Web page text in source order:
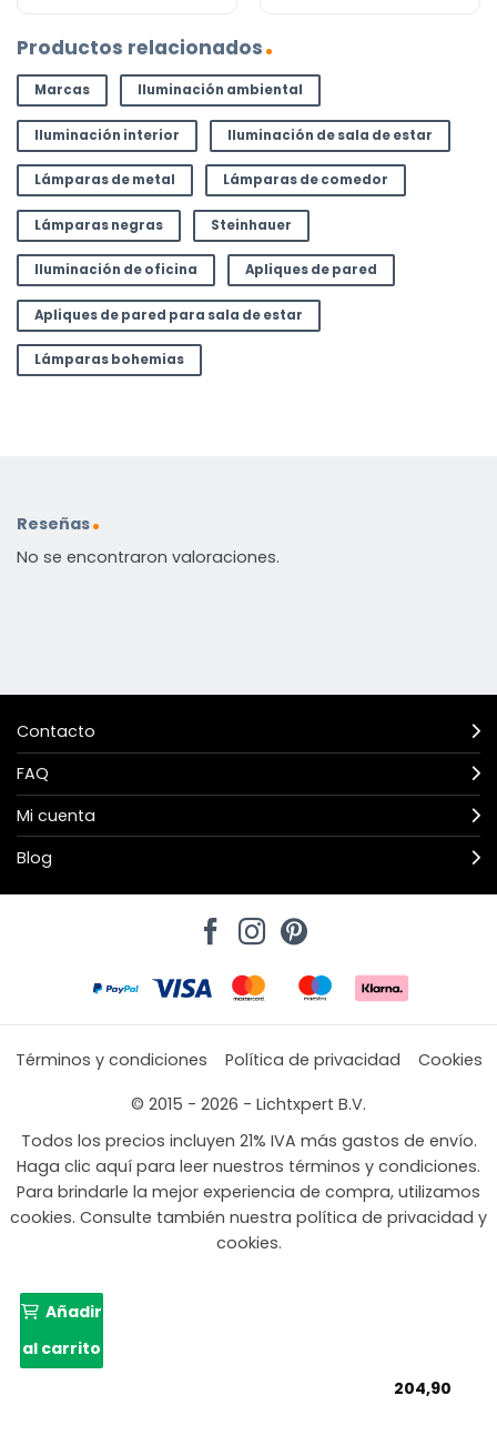
Productos relacionados
Marcas Iluminación ambiental
Iluminación interior Iluminación de sala de estar
Lámparas de metal Lámparas de comedor
Lámparas negras Steinhauer
Iluminación de oficina Apliques de pared
Apliques de pared para sala de estar
Lámparas bohemias
Reseñas
No se encontraron valoraciones.
Contacto
FAQ
Mi cuenta
Blog
Términos y condiciones Política de privacidad
Cookies
© 2015 - 2026 - Lichtxpert B.V.
Todos los precios incluyen 21% IVA más gastos de envío.
Haga clic aquí para leer nuestros términos y condiciones.
Para brindarle la mejor experiencia de compra, utilizamos
cookies. Consulte también nuestra política de privacidad y
cookies.
204,90
Añadir
al carrito